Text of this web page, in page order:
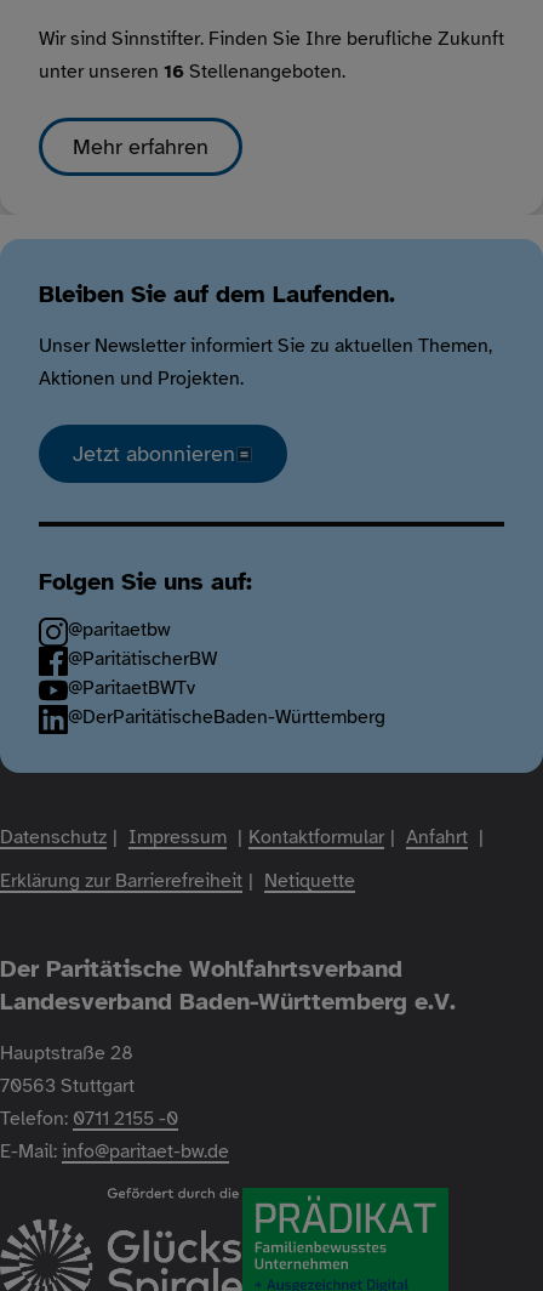
Wir sind Sinnstifter. Finden Sie Ihre berufliche Zukunft
unter unseren 16 Stellenangeboten.
Mehr erfahren
Bleiben Sie auf dem Laufenden.
Unser Newsletter informiert Sie zu aktuellen Themen,
Aktionen und Projekten.
Jetzt abonnieren
Folgen Sie uns auf:
@paritaetbw
@ParitätischerBW
@ParitaetBWTv
@DerParitätischeBaden-Württemberg
Fußzeile
Datenschutz Impressum Kontaktformular
Anfahrt
Erklärung zur Barrierefreiheit
Netiquette
Der Paritätische Wohlfahrtsverband
Landesverband Baden-Württemberg e.V.
Hauptstraße 28
70563 Stuttgart
Telefon: 0711 2155 -0
E-Mail: info@paritaet-bw.de